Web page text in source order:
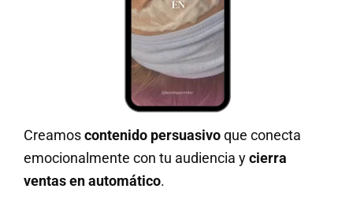
Creamoscontenido persuasivoque conecta
emocionalmente con tu audiencia ycierra
ventas en automático.